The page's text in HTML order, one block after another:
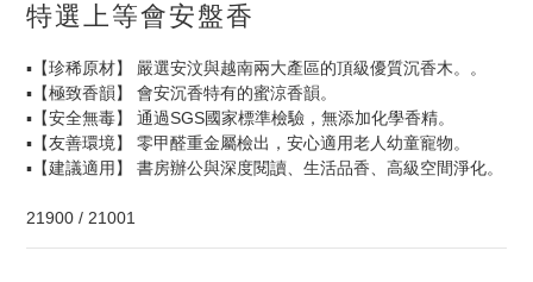
特選上等會安盤香
▪️【珍稀原材】 嚴選安汶與越南兩大產區的頂級優質沉香木。。
▪️【極致香韻】 會安沉香特有的蜜涼香韻。
▪️【安全無毒】 通過SGS國家標準檢驗，無添加化學香精。
▪️【友善環境】 零甲醛重金屬檢出，安心適用老人幼童寵物。
▪️【建議適用】 書房辦公與深度閱讀、生活品香、高級空間淨化。
21900 / 21001